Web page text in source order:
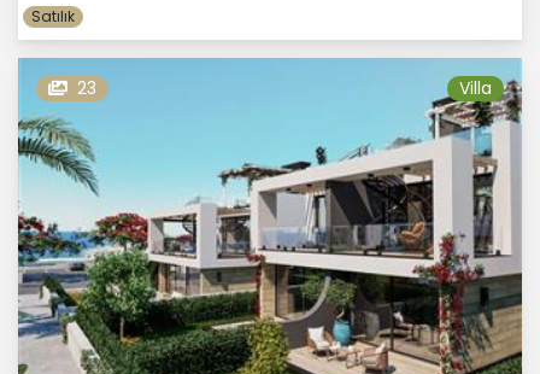
Satılık
23 Villa